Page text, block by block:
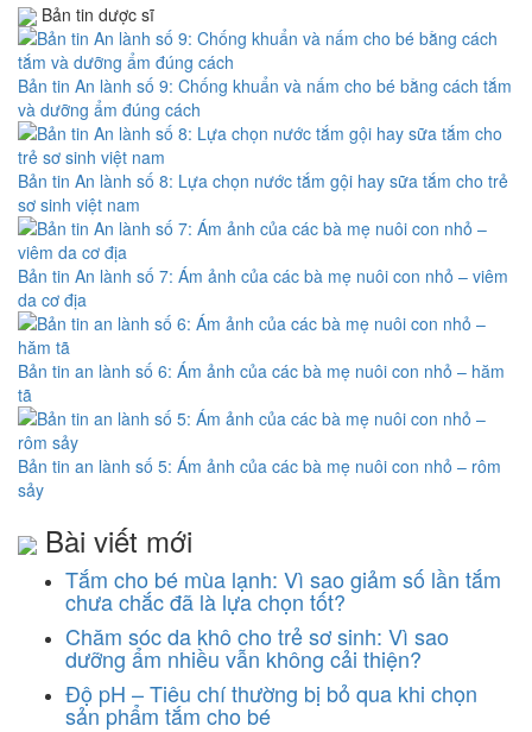
Bản tin dược sĩ
Bản tin An lành số 9: Chống khuẩn và nấm cho bé bằng cách tắm
và dưỡng ẩm đúng cách
Bản tin An lành số 8: Lựa chọn nước tắm gội hay sữa tắm cho trẻ
sơ sinh việt nam
Bản tin An lành số 7: Ám ảnh của các bà mẹ nuôi con nhỏ – viêm
da cơ địa
Bản tin an lành số 6: Ám ảnh của các bà mẹ nuôi con nhỏ – hăm
tã
Bản tin an lành số 5: Ám ảnh của các bà mẹ nuôi con nhỏ – rôm
sảy
Bài viết mới
Tắm cho bé mùa lạnh: Vì sao giảm số lần tắm
chưa chắc đã là lựa chọn tốt?
Chăm sóc da khô cho trẻ sơ sinh: Vì sao
dưỡng ẩm nhiều vẫn không cải thiện?
Độ pH – Tiêu chí thường bị bỏ qua khi chọn
sản phẩm tắm cho bé